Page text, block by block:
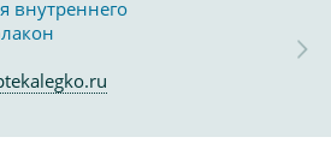
внутреннего